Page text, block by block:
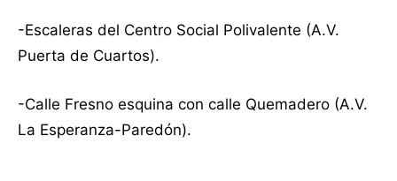
-Escaleras del Centro Social Polivalente (A.V.
Puerta de Cuartos).
-Calle Fresno esquina con calle Quemadero (A.V.
La Esperanza-Paredón).